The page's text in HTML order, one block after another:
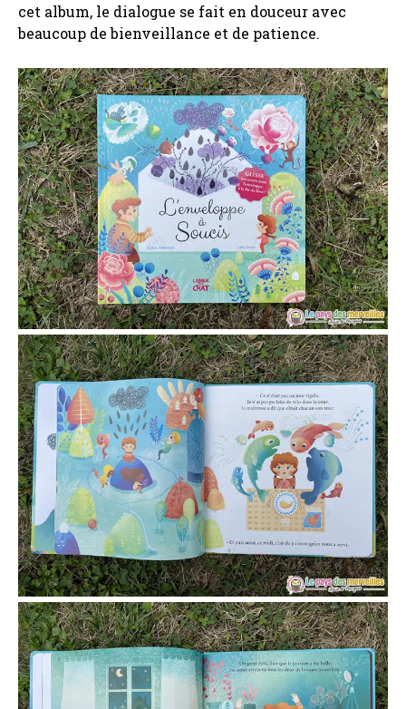
cet album, le dialogue se fait en douceur avec
beaucoup de bienveillance et de patience.